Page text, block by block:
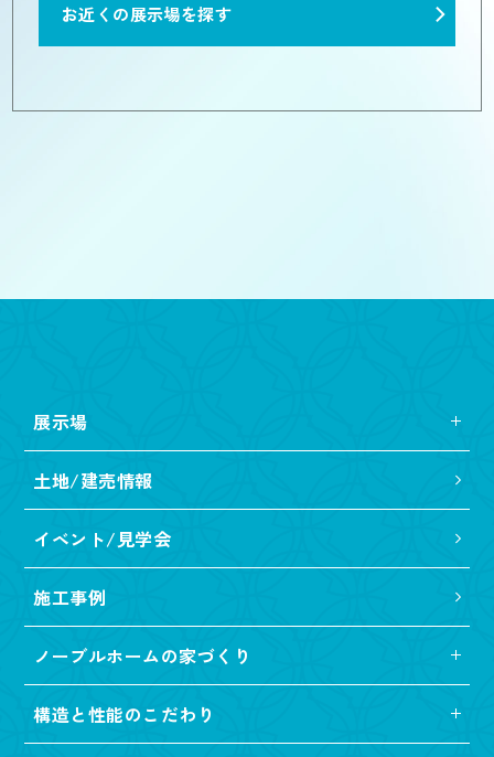
お近くの展示場を探す
展示場
土地/建売情報
イベント/見学会
施工事例
ノーブルホームの家づくり
構造と性能のこだわり